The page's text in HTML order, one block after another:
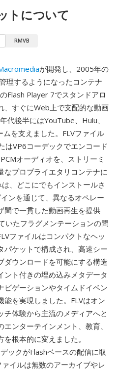
トについて
RMVB
が開発し、2005年の
理するようになったコンテナ
Flash Player 7でスタンドアロ
、すぐにWeb上で支配的な動画
代後半にはYouTube、Hulu、
を支えました。FLVファイル
はVP6コーデックでエンコード
オーディオを、ストリーミ
なプロプライエタリコンテナに
、どこにでもインストールさ
ンを通じて、異なるオペレー
間で一貫した動画再生を提供
いたフラグメンテーションの問
ファイルはコンパクトなヘッ
パケットで構成され、高速シー
ダウンロードを可能にする構造
ント付きの埋め込みメタデータ
ビゲーションやタイムドイベン
能を実現しました。FLVはオン
チ体験から主流のメディアへと
ンターテインメント、教育、
根本的に変えました。
ックがFlashベースの配信に取
イルは無数のアーカイブやレ